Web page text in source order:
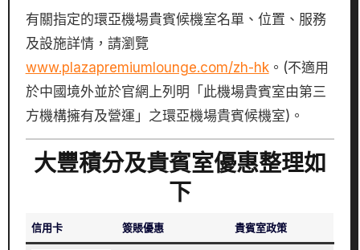
有關指定的環亞機場貴賓候機室名單、位置、服務
及設施詳情，請瀏覽
www.plazapremiumlounge.com/zh-hk。(不適用
於中國境外並於官網上列明「此機場貴賓室由第三
方機構擁有及營運」之環亞機場貴賓候機室)。
大豐積分及貴賓室優惠整理如
下
信用卡 簽賬優惠 貴賓室政策